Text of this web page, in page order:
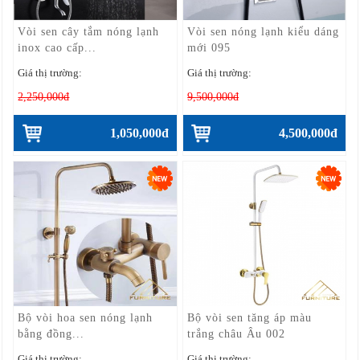
Vòi sen cây tắm nóng lạnh
inox cao cấp...
Giá thị trường:
2,250,000đ
1,050,000đ
Vòi sen nóng lạnh kiểu dáng
mới 095
Giá thị trường:
9,500,000đ
4,500,000đ
Bộ vòi hoa sen nóng lạnh
bằng đồng...
Bộ vòi sen tăng áp màu
trắng châu Âu 002